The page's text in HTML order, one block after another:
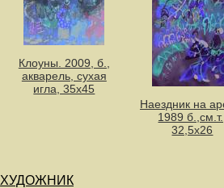
Клоуны. 2009, б.,
акварель, сухая
игла, 35х45
Наездник на
1989 б.,см.т.,
32,5х26
ХУДОЖНИК